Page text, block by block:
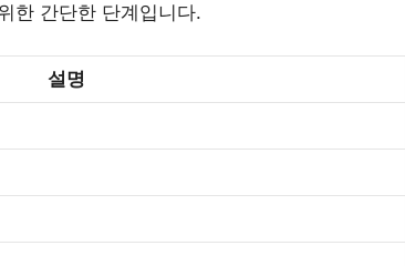
한 간단한 단계입니다.
설명